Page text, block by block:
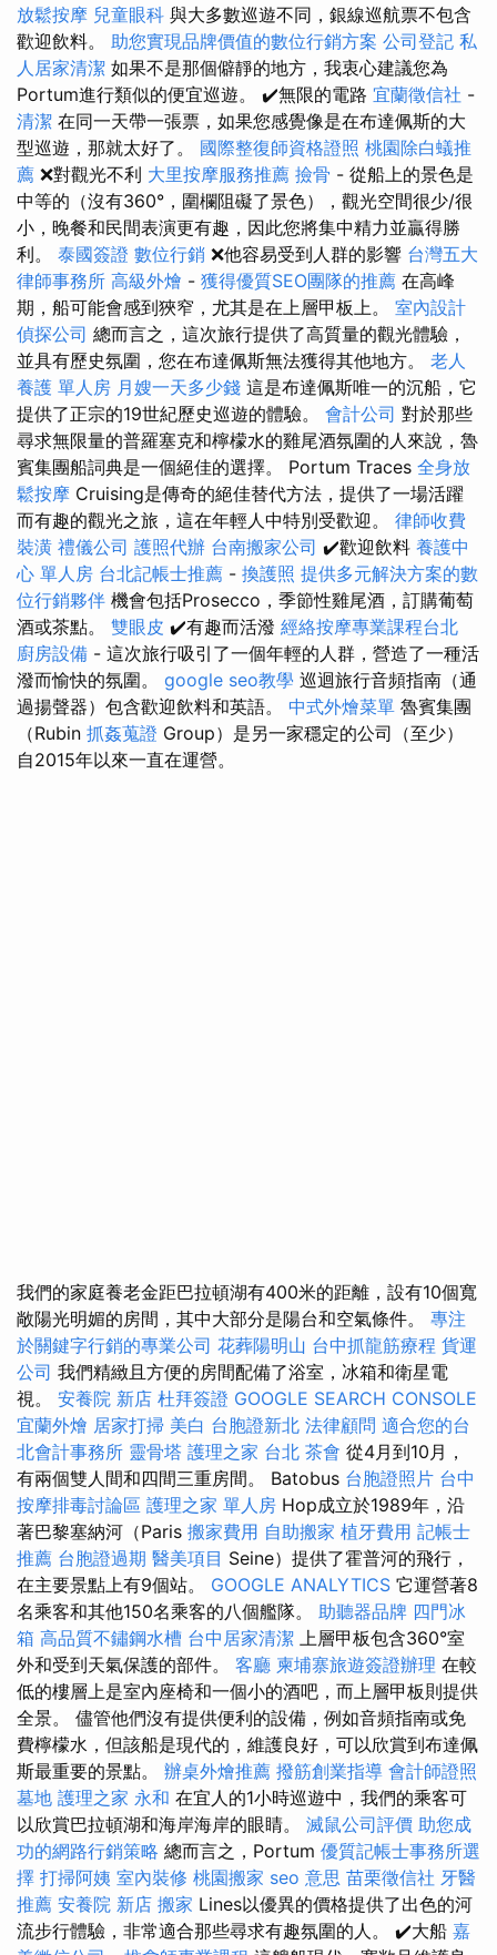
放鬆按摩 兒童眼科 與大多數巡遊不同，銀線巡航票不包含
歡迎飲料。 助您實現品牌價值的數位行銷方案 公司登記 私
人居家清潔 如果不是那個僻靜的地方，我衷心建議您為
Portum進行類似的便宜巡遊。 ✔️無限的電路 宜蘭徵信社 -
清潔 在同一天帶一張票，如果您感覺像是在布達佩斯的大
型巡遊，那就太好了。 國際整復師資格證照 桃園除白蟻推
薦 ❌對觀光不利 大里按摩服務推薦 撿骨 - 從船上的景色是
中等的（沒有360°，圍欄阻礙了景色），觀光空間很少/很
小，晚餐和民間表演更有趣，因此您將集中精力並贏得勝
利。 泰國簽證 數位行銷 ❌他容易受到人群的影響 台灣五大
律師事務所 高級外燴 - 獲得優質SEO團隊的推薦 在高峰
期，船可能會感到狹窄，尤其是在上層甲板上。 室內設計
偵探公司 總而言之，這次旅行提供了高質量的觀光體驗，
並具有歷史氛圍，您在布達佩斯無法獲得其他地方。 老人
養護 單人房 月嫂一天多少錢 這是布達佩斯唯一的沉船，它
提供了正宗的19世紀歷史巡遊的體驗。 會計公司 對於那些
尋求無限量的普羅塞克和檸檬水的雞尾酒氛圍的人來說，魯
賓集團船詞典是一個絕佳的選擇。 Portum Traces 全身放
鬆按摩 Cruising是傳奇的絕佳替代方法，提供了一場活躍
而有趣的觀光之旅，這在年輕人中特別受歡迎。 律師收費
裝潢 禮儀公司 護照代辦 台南搬家公司 ✔️歡迎飲料 養護中
心 單人房 台北記帳士推薦 - 換護照 提供多元解決方案的數
位行銷夥伴 機會包括Prosecco，季節性雞尾酒，訂購葡萄
酒或茶點。 雙眼皮 ✔️有趣而活潑 經絡按摩專業課程台北
廚房設備 - 這次旅行吸引了一個年輕的人群，營造了一種活
潑而愉快的氛圍。 google seo教學 巡迴旅行音頻指南（通
過揚聲器）包含歡迎飲料和英語。 中式外燴菜單 魯賓集團
（Rubin 抓姦蒐證 Group）是另一家穩定的公司（至少）
自2015年以來一直在運營。
我們的家庭養老金距巴拉頓湖有400米的距離，設有10個寬
敞陽光明媚的房間，其中大部分是陽台和空氣條件。 專注
於關鍵字行銷的專業公司 花葬陽明山 台中抓龍筋療程 貨運
公司 我們精緻且方便的房間配備了浴室，冰箱和衛星電
視。 安養院 新店 杜拜簽證 GOOGLE SEARCH CONSOLE
宜蘭外燴 居家打掃 美白 台胞證新北 法律顧問 適合您的台
北會計事務所 靈骨塔 護理之家 台北 茶會 從4月到10月，
有兩個雙人間和四間三重房間。 Batobus 台胞證照片 台中
按摩排毒討論區 護理之家 單人房 Hop成立於1989年，沿
著巴黎塞納河（Paris 搬家費用 自助搬家 植牙費用 記帳士
推薦 台胞證過期 醫美項目 Seine）提供了霍普河的飛行，
在主要景點上有9個站。 GOOGLE ANALYTICS 它運營著8
名乘客和其他150名乘客的八個艦隊。 助聽器品牌 四門冰
箱 高品質不鏽鋼水槽 台中居家清潔 上層甲板包含360°室
外和受到天氣保護的部件。 客廳 柬埔寨旅遊簽證辦理 在較
低的樓層上是室內座椅和一個小的酒吧，而上層甲板則提供
全景。 儘管他們沒有提供便利的設備，例如音頻指南或免
費檸檬水，但該船是現代的，維護良好，可以欣賞到布達佩
斯最重要的景點。 辦桌外燴推薦 撥筋創業指導 會計師證照
墓地 護理之家 永和 在宜人的1小時巡遊中，我們的乘客可
以欣賞巴拉頓湖和海岸海岸的眼睛。 滅鼠公司評價 助您成
功的網路行銷策略 總而言之，Portum 優質記帳士事務所選
擇 打掃阿姨 室內裝修 桃園搬家 seo 意思 苗栗徵信社 牙醫
推薦 安養院 新店 搬家 Lines以優異的價格提供了出色的河
流步行體驗，非常適合那些尋求有趣氛圍的人。 ✔️大船 嘉